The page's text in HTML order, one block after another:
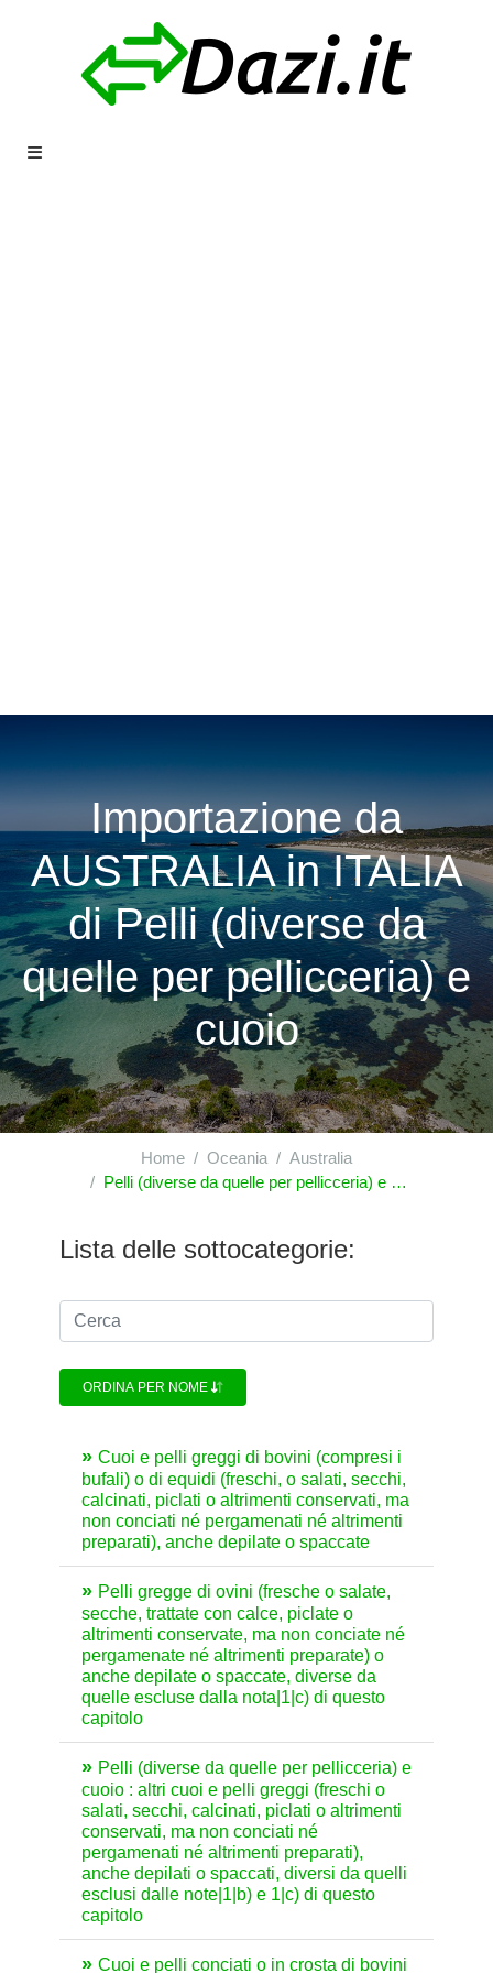
Importazione da
AUSTRALIA in ITALIA
di Pelli (diverse da
quelle per pellicceria) e
cuoio
Home Oceania
Australia
Pelli (diverse da quelle per pellicceria) e cuoio
Lista delle sottocategorie:
ORDINA PER NOME
Cuoi e pelli greggi di bovini (compresi i
bufali) o di equidi (freschi, o salati, secchi,
calcinati, piclati o altrimenti conservati, ma
non conciati né pergamenati né altrimenti
preparati), anche depilate o spaccate
Pelli gregge di ovini (fresche o salate,
secche, trattate con calce, piclate o
altrimenti conservate, ma non conciate né
pergamenate né altrimenti preparate) o
anche depilate o spaccate, diverse da
quelle escluse dalla nota|1|c) di questo
capitolo
Pelli (diverse da quelle per pellicceria) e
cuoio : altri cuoi e pelli greggi (freschi o
salati, secchi, calcinati, piclati o altrimenti
conservati, ma non conciati né
pergamenati né altrimenti preparati),
anche depilati o spaccati, diversi da quelli
esclusi dalle note|1|b) e 1|c) di questo
capitolo
Cuoi e pelli conciati o in crosta di bovini